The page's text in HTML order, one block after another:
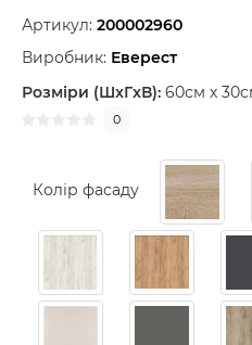
Артикул: 200002960
Виробник: Еверест
Розміри (ШxГxВ): 60см x
0
Колір фасаду